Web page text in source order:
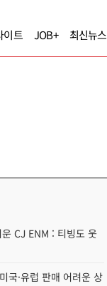
이트 JOB+ 최신뉴스
CJ ENM : 티빙도 웃
국·유럽 판매 어려운 상